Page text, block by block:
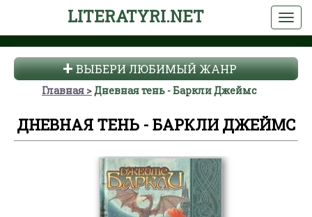
LITERATYRI.NET
ВЫБЕРИ ЛЮБИМЫЙ ЖАНР
Главная Дневная тень - Баркли Джеймс
ДНЕВНАЯ ТЕНЬ - БАРКЛИ ДЖЕЙМС